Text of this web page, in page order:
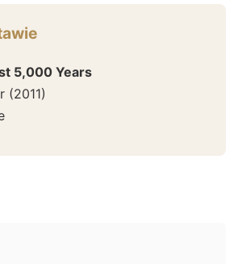
5,000 Years
(2011)